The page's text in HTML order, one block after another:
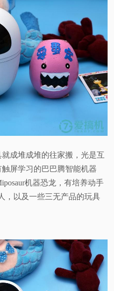
成堆成堆的往家搬，光是互
屏学习的巴巴腾智能机器
机器恐龙，有培养动手
，以及一些三无产品的玩具